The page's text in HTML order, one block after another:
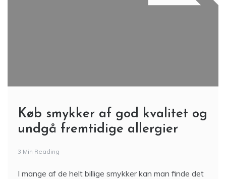
Køb smykker af god kvalitet og
undgå fremtidige allergier
3 Min Reading
I mange af de helt billige smykker kan man finde det